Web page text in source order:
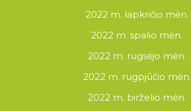
2022 m. lapkričio mėn.
2022 m. spalio mėn.
2022 m. rugsėjo mėn.
2022 m. rugpjūčio mėn.
2022 m. birželio mėn.